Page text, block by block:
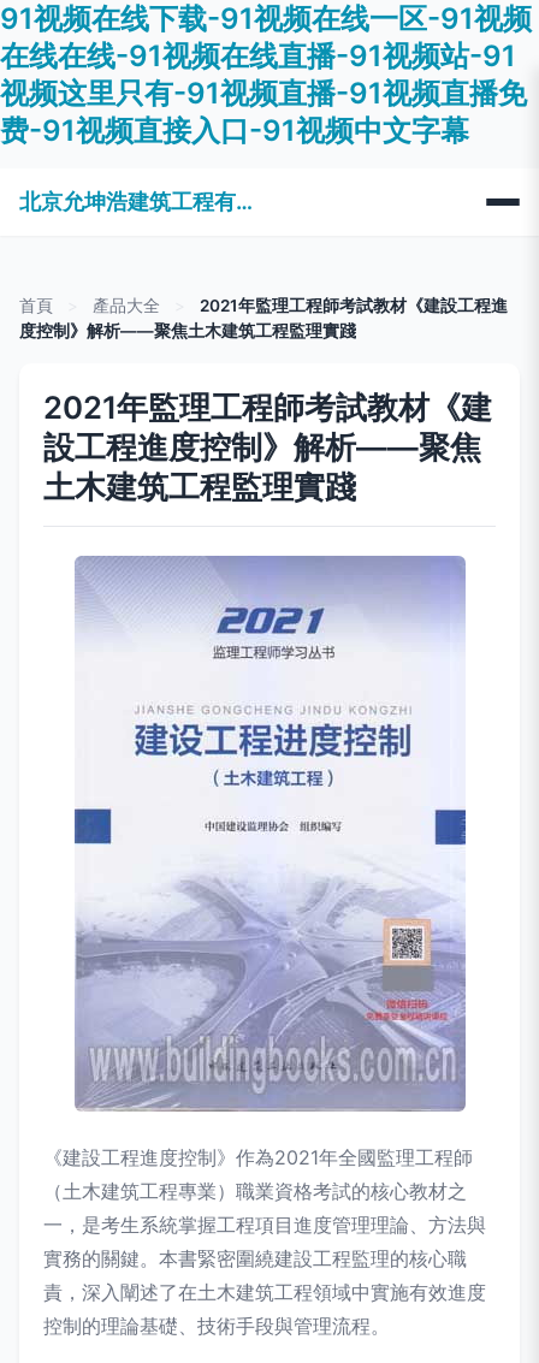
91视频在线下载-91视频在线一区-91视频
在线在线-91视频在线直播-91视频站-91
视频这里只有-91视频直播-91视频直播免
费-91视频直接入口-91视频中文字幕
北京允坤浩建筑工程有限公司
首頁 產品大全
2021年監理工程師考試教材《建設工程進
度控制》解析——聚焦土木建筑工程監理實踐
2021年監理工程師考試教材《建
設工程進度控制》解析——聚焦
土木建筑工程監理實踐
《建設工程進度控制》作為2021年全國監理工程師
（土木建筑工程專業）職業資格考試的核心教材之
一，是考生系統掌握工程項目進度管理理論、方法與
實務的關鍵。本書緊密圍繞建設工程監理的核心職
責，深入闡述了在土木建筑工程領域中實施有效進度
控制的理論基礎、技術手段與管理流程。